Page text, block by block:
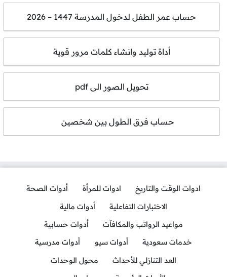
حساب عمر الطفل لدخول المدرسة 1447 – 2026
أداة توليد وانشاء كلمات مرور قوية
تحويل الصور الى pdf
حساب فرق الطول بين شخصين
ادوات الوقت والتاريخ ادوات للمرأة
أدوات الصحة
الاختبارات التفاعلية
أدوات مالية
مواعيد الرواتب والمكافآت
أدوات حسابية
خدمات سعودية
أدوات سيو
أدوات مدرسية
العد التنازلي للأحداث
محول الوحدات